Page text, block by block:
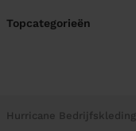
Topcategorieën
Hurricane Bedrijfskleding